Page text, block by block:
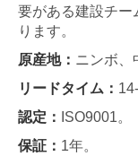
要がある建設チー
ります。
原産地： ニンボ、
リードタイム：
認定：
ISO9001。
保証： 1年。